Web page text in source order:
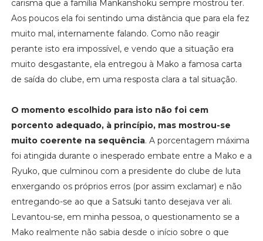
carisma que a família Mankanshoku sempre mostrou ter.
Aos poucos ela foi sentindo uma distância que para ela fez
muito mal, internamente falando. Como não reagir
perante isto era impossível, e vendo que a situação era
muito desgastante, ela entregou à Mako a famosa carta
de saída do clube, em uma resposta clara a tal situação.
O momento escolhido para isto não foi cem
porcento adequado, à princípio, mas mostrou-se
muito coerente na sequência. A porcentagem máxima
foi atingida durante o inesperado embate entre a Mako e a
Ryuko, que culminou com a presidente do clube de luta
enxergando os próprios erros (por assim exclamar) e não
entregando-se ao que a Satsuki tanto desejava ver ali.
Levantou-se, em minha pessoa, o questionamento se a
Mako realmente não sabia desde o início sobre o que